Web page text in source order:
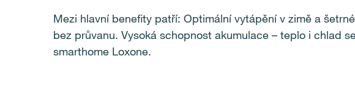
Mezi hlavní benefity patří: Optimální vytápění v zimě a
bez průvanu. Vysoká schopnost akumulace – teplo i chlad
smarthome Loxone.